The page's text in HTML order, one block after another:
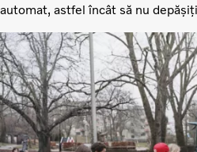
automat, astfel încât să nu